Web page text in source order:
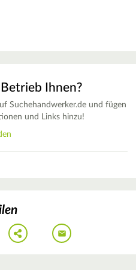
Ihnen?
Suchehandwerker.de und fügen
und Links hinzu!